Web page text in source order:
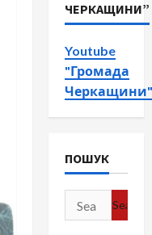
ЧЕРКАЩИНИ”
Youtube
"Громада
Черкащини"
ПОШУК
Search
for: